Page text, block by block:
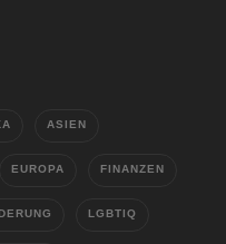
ASIEN
EUROPA FINANZEN
LGBTIQ